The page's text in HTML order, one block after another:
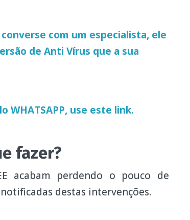
com um especialista, ele
de Anti Vírus que a sua
WHATSAPP, use este link.
fazer?
acabam perdendo o pouco de
destas intervenções.